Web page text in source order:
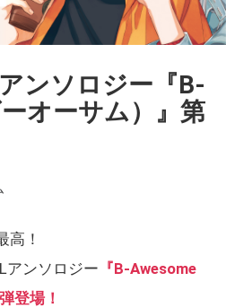
ンソロジー『B-
オーサム）』第
高！
アンソロジー 『B-Awesome
登場！